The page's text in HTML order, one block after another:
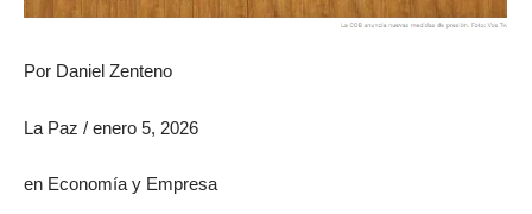
Por Daniel Zenteno
La Paz / enero 5, 2026
en Economía y Empresa